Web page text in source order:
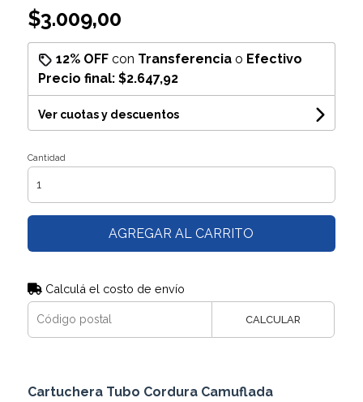
$3.009,00
12% OFFcon Transferenciao Efectivo
Precio final: $2.647,92
Ver cuotas y descuentos
Cantidad
AGREGAR AL CARRITO
Calculá el costo de envío
CALCULAR
Cartuchera Tubo Cordura Camuflada